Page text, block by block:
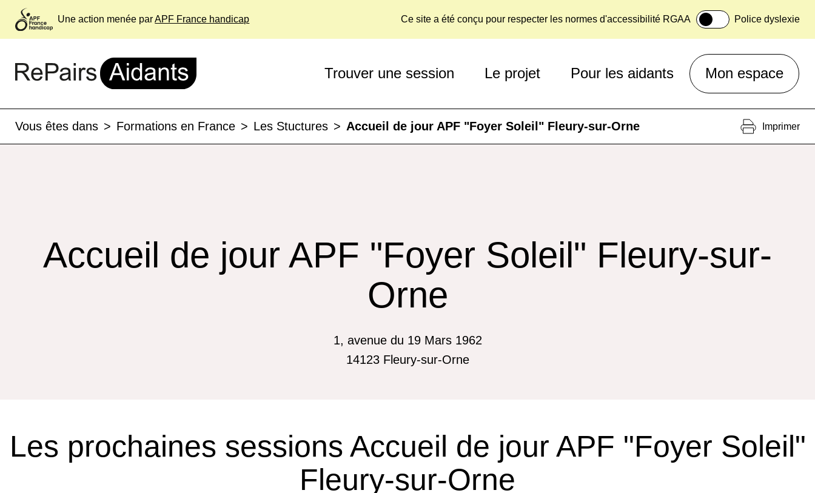
Une action menée parAPF France handicap Ce site a été conçu pour respecter les normes d'accessibilité RGAA Police dyslexie
Trouver une session Le projet Pour les aidants Mon espace
Vous êtes dans > Formations en France > Les Stuctures > Accueil de jour APF "Foyer Soleil" Fleury-sur-Orne Imprimer
Accueil de jour APF "Foyer Soleil" Fleury-sur-
Orne
1, avenue du 19 Mars 1962
14123 Fleury-sur-Orne
Les prochaines sessions Accueil de jour APF "Foyer Soleil"
Fleury-sur-Orne